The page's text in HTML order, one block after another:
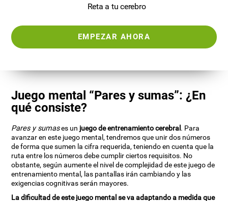
Reta a tu cerebro
EMPEZAR AHORA
Juego mental “Pares y sumas”: ¿En
qué consiste?
Pares y sumases un juego de entrenamiento cerebral. Para
avanzar en este juego mental, tendremos que unir dos números
de forma que sumen la cifra requerida, teniendo en cuenta que la
ruta entre los números debe cumplir ciertos requisitos. No
obstante, según aumente el nivel de complejidad de este juego de
entrenamiento mental, las pantallas irán cambiando y las
exigencias cognitivas serán mayores.
La dificultad de este juego mental se va adaptando a medida que